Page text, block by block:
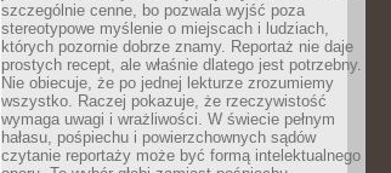
szczególnie cenne, bo pozwala wyjść poza
stereotypowe myślenie o miejscach i ludziach,
których pozornie dobrze znamy. Reportaż nie daje
prostych recept, ale właśnie dlatego jest potrzebny.
Nie obiecuje, że po jednej lekturze zrozumiemy
wszystko. Raczej pokazuje, że rzeczywistość
wymaga uwagi i wrażliwości. W świecie pełnym
hałasu, pośpiechu i powierzchownych sądów
czytanie reportaży może być formą intelektualnego